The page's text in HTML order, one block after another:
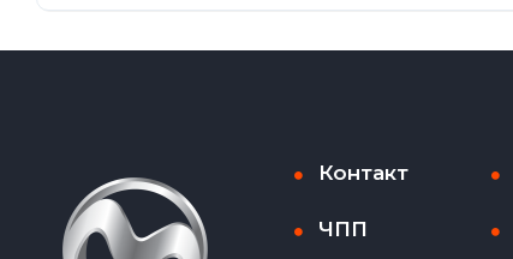
Контакт
ЧПП